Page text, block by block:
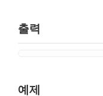
출력
예제